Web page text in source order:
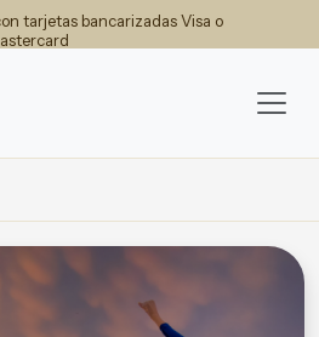
tarjetas bancarizadas Visa o